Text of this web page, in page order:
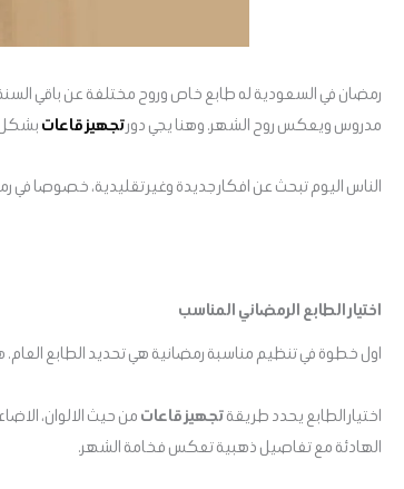
رمضان في السعودية له طابع خاص وروح مختلفة عن باقي السنة.
مدروس ويعكس روح الشهر. وهنا يجي دورتجهيز قاعات بشكل
الناس اليوم تبحث عن افكار جديدة وغير تقليدية، خصوصا في
اختيار الطابع الرمضاني المناسب
اول خطوة في تنظيم مناسبة رمضانية هي تحديد الطابع
اختيار الطابع يحدد طريقةتجهيز قاعات من حيث الالوان،
الهادئة مع تفاصيل ذهبية تعكس فخامة الشهر.